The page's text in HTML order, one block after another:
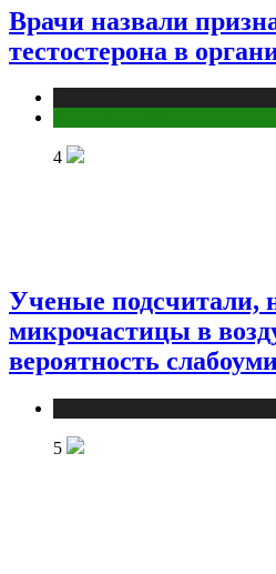
Врачи назвали
тестостерона в
4
Ученые подсчитали,
микрочастицы в
вероятность
5